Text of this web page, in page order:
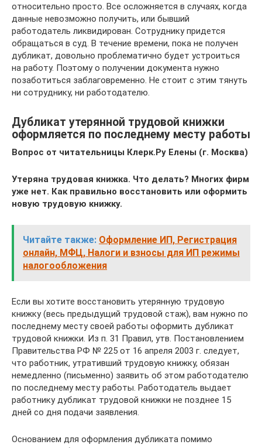
относительно просто. Все осложняется в случаях, когда
данные невозможно получить, или бывший
работодатель ликвидирован. Сотруднику придется
обращаться в суд. В течение времени, пока не получен
дубликат, довольно проблематично будет устроиться
на работу. Поэтому о получении документа нужно
позаботиться заблаговременно. Не стоит с этим тянуть
ни сотруднику, ни работодателю.
Дубликат утерянной трудовой книжки
оформляется по последнему месту работы
Вопрос от читательницы Клерк.Ру Елены (г. Москва)
Утеряна трудовая книжка. Что делать? Многих фирм
уже нет. Как правильно восстановить или оформить
новую трудовую книжку.
Читайте также: Оформление ИП, Регистрация
онлайн, МФЦ, Налоги и взносы для ИП режимы
налогообложения
Если вы хотите восстановить утерянную трудовую
книжку (весь предыдущий трудовой стаж), вам нужно по
последнему месту своей работы оформить дубликат
трудовой книжки. Из п. 31 Правил, утв. Постановлением
Правительства РФ № 225 от 16 апреля 2003 г. следует,
что работник, утративший трудовую книжку, обязан
немедленно (письменно) заявить об этом работодателю
по последнему месту работы. Работодатель выдает
работнику дубликат трудовой книжки не позднее 15
дней со дня подачи заявления.
Основанием для оформления дубликата помимо